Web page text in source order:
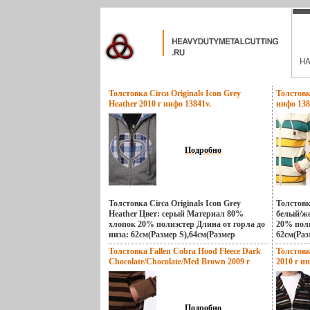
Толстовка Circa Originals Icon Grey
Heather 2010 г инфо 13841v.
Подробно
Толстовка Circa Originals Icon Grey
Heather Цвет: серый Материал 80%
хлопок 20% полиэстер Длина от горла до
низа: 62см(Размер S),64см(Размер
M),66см(Размер L) Длина рукава:
54см(Размер S),56см(Размер
M),58смбълпп(Размер L) Ширина:
50см(Размер S),52см(Размер
M),54см(Размер L) Производитель: Circa
Размеры: M 1999 – это год рождения
CIRCA footwear, компании по
Толстовка Fallen Cobra Hood Fleece Dark
Chocolate/Chocolate/Med Brown 2009 г
инфо 13847v.
Подробно
инфо
белый/
20%
2010 г